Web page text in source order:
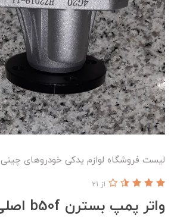
لیست فروشگاه لوازم یدکی خودروهای چینی
واتر پمپ بسترن b50f اصلی شرکتی
از 21